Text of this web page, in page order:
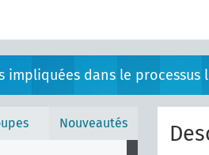
impliquées dans le processus
Nouveautés